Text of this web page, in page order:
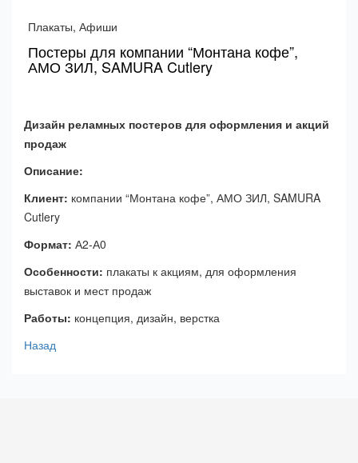
Плакаты, Афиши
Постеры для компании “Монтана кофе”,
АМО ЗИЛ, SAMURA Cutlery
Дизайн реламных постеров для оформления и акций
продаж
Описание:
Клиент: компании “Монтана кофе”, АМО ЗИЛ, SAMURA
Cutlery
Формат: А2-А0
Особенности: плакаты к акциям, для оформления
выставок и мест продаж
Работы: концепция, дизайн, верстка
Назад